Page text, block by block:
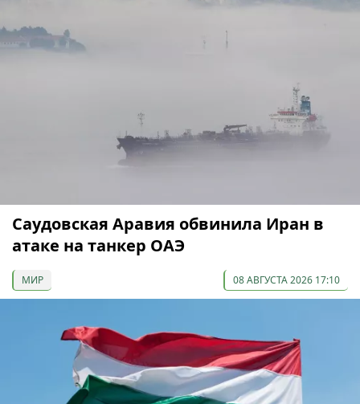
Саудовская Аравия обвинила Иран в
атаке на танкер ОАЭ
МИР 08 АВГУСТА 2026 17:10